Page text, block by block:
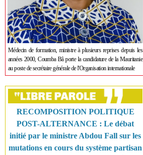
Médecin de formation, ministre à plusieurs reprises depuis les
années 2000, Coumba Bâ porte la candidature de la Mauritanie
au poste de secrétaire générale de l'Organisation internationale
RECOMPOSITION POLITIQUE
POST-ALTERNANCE : Le débat
initié par le ministre Abdou Fall sur les
mutations en cours du système partisan